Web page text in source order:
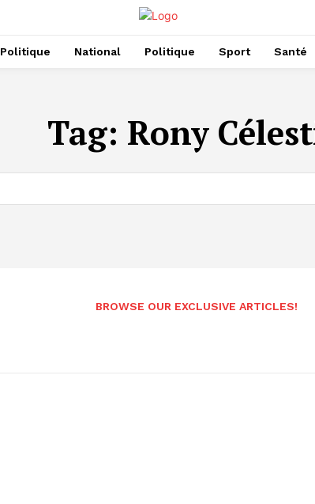
Politique National Politique Sport Santé
Tag: Rony
BROWSE OUR EXCLUSIVE ARTICLES!